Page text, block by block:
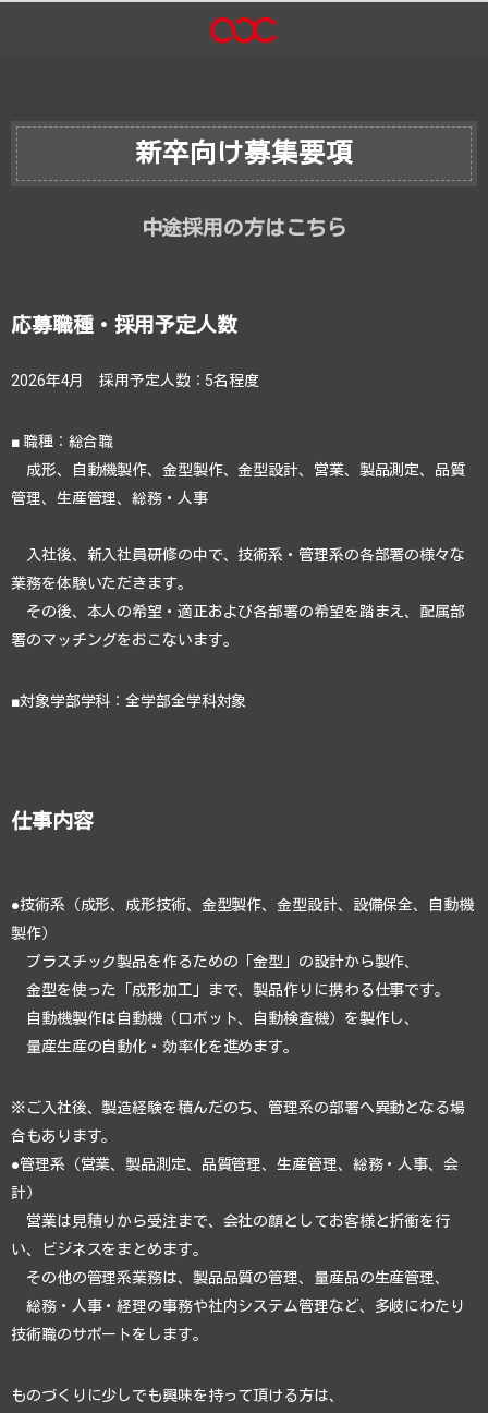
新卒向け募集要項
中途採用の方はこちら
応募職種・採用予定人数
2026年4月 採用予定人数：5名程度
■ 職種：総合職
成形、自動機製作、金型製作、金型設計、営業、製品測定、品質
管理、生産管理、総務・人事
入社後、新入社員研修の中で、技術系・管理系の各部署の様々な
業務を体験いただきます。
その後、本人の希望・適正および各部署の希望を踏まえ、配属部
署のマッチングをおこないます。
■対象学部学科：全学部全学科対象
仕事内容
●技術系（成形、成形技術、金型製作、金型設計、設備保全、自動機
製作）
プラスチック製品を作るための「金型」の設計から製作、
金型を使った「成形加工」まで、製品作りに携わる仕事です。
自動機製作は自動機（ロボット、自動検査機）を製作し、
量産生産の自動化・効率化を進めます。
※ご入社後、製造経験を積んだのち、管理系の部署へ異動となる場
合もあります。
●管理系（営業、製品測定、品質管理、生産管理、総務・人事、会
計）
営業は見積りから受注まで、会社の顔としてお客様と折衝を行
い、ビジネスをまとめます。
その他の管理系業務は、製品品質の管理、量産品の生産管理、
総務・人事・経理の事務や社内システム管理など、多岐にわたり
技術職のサポートをします。
ものづくりに少しでも興味を持って頂ける方は、